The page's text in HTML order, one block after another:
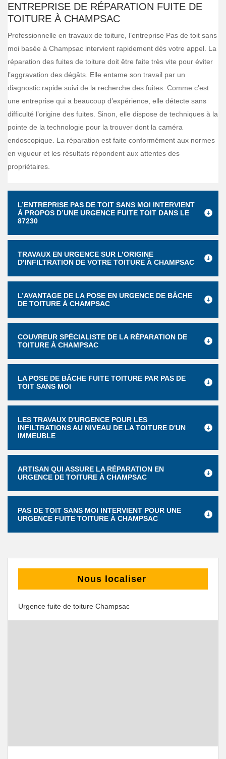
ENTREPRISE DE RÉPARATION FUITE DE
TOITURE À CHAMPSAC
Professionnelle en travaux de toiture, l’entreprise Pas de toit sans
moi basée à Champsac intervient rapidement dès votre appel. La
réparation des fuites de toiture doit être faite très vite pour éviter
l’aggravation des dégâts. Elle entame son travail par un
diagnostic rapide suivi de la recherche des fuites. Comme c’est
une entreprise qui a beaucoup d’expérience, elle détecte sans
difficulté l’origine des fuites. Sinon, elle dispose de techniques à la
pointe de la technologie pour la trouver dont la caméra
endoscopique. La réparation est faite conformément aux normes
en vigueur et les résultats répondent aux attentes des
propriétaires.
L’ENTREPRISE PAS DE TOIT SANS MOI INTERVIENT
À PROPOS D’UNE URGENCE FUITE TOIT DANS LE
87230
TRAVAUX EN URGENCE SUR L’ORIGINE
D’INFILTRATION DE VOTRE TOITURE À CHAMPSAC
L’AVANTAGE DE LA POSE EN URGENCE DE BÂCHE
DE TOITURE À CHAMPSAC
COUVREUR SPÉCIALISTE DE LA RÉPARATION DE
TOITURE À CHAMPSAC
LA POSE DE BÂCHE FUITE TOITURE PAR PAS DE
TOIT SANS MOI
LES TRAVAUX D'URGENCE POUR LES
INFILTRATIONS AU NIVEAU DE LA TOITURE D'UN
IMMEUBLE
ARTISAN QUI ASSURE LA RÉPARATION EN
URGENCE DE TOITURE À CHAMPSAC
PAS DE TOIT SANS MOI INTERVIENT POUR UNE
URGENCE FUITE TOITURE À CHAMPSAC
Nous localiser
Urgence fuite de toiture Champsac